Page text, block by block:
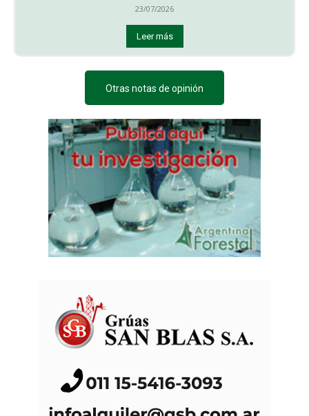
23/07/2026
Leer más
Otras notas de opinión